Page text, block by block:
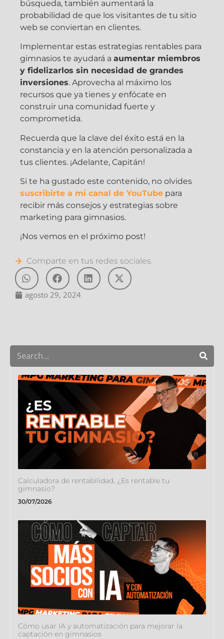
búsqueda, también aumentará la
probabilidad de que los visitantes de tu sitio
web se conviertan en clientes.
Implementar estas estrategias rentables para
gimnasios te ayudará a aumentar miembros
y fidelizarlos sin necesidad de grandes
inversiones. Aprovecha al máximo los
recursos que ya tienes y enfócate en
construir una comunidad fuerte y
comprometida.
Recuerda que la clave del éxito está en la
constancia y en la atención personalizada a
tus clientes. ¡Adelante, Capitán!
Si te ha gustado este contenido, no olvides
suscribirte a mi canal de YouTube para
recibir más consejos y estrategias sobre
marketing para gimnasios.
¡Nos vemos en el próximo post!
Comparte en tus redes sociales.
agosto 29, 2024
Calculadora de rentabilidad, ¿Es rentable tu
gimnasio?
30/07/2026
Cómo usar IA y automatización para mejorar la
captación en gimnasios